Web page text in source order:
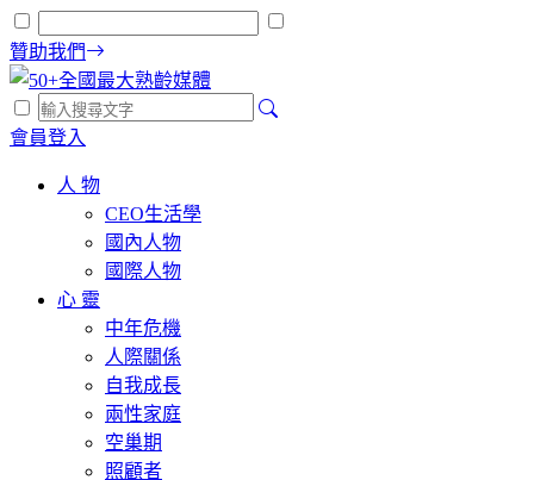
贊助我們
會員登入
人 物
CEO生活學
國內人物
國際人物
心 靈
中年危機
人際關係
自我成長
兩性家庭
空巢期
照顧者